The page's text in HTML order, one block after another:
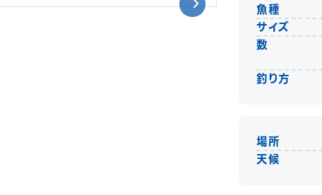
魚種
サイズ
数
釣り方
場所
天候